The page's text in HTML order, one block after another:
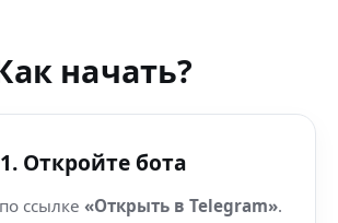
начать?
1. Откройте бота
ссылке «Открыть в Telegram».